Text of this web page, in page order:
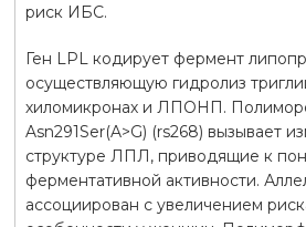
риск ИБС.
Ген LPL кодирует фермент
осуществляющую гидролиз
хиломикронах и ЛПОНП.
Asn291Ser(A>G) (rs268) вызывает
структуре ЛПЛ, приводящие к
ферментативной активности.
ассоциирован с увеличением